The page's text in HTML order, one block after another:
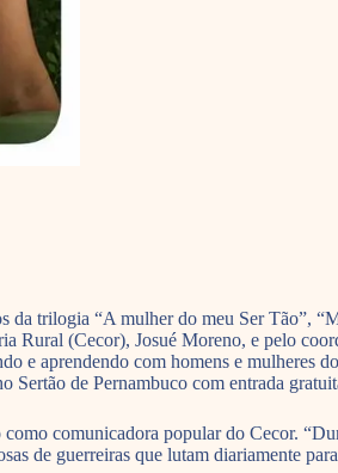
trilogia “A mulher do meu Ser Tão”,
Rural (Cecor), Josué Moreno, e pelo
e aprendendo com homens e mulheres
de Pernambuco com entrada
comunicadora popular do Cecor.
de guerreiras que lutam diariamente